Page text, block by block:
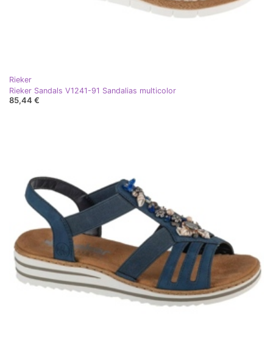
Rieker
Rieker Sandals V1241-91 Sandalias multicolor
85,44 €